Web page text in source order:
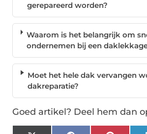
gerepareerd worden?
Waarom is het belangrijk om
ondernemen bij een
Moet het hele dak vervangen
dakreparatie?
Goed artikel? Deel hem dan